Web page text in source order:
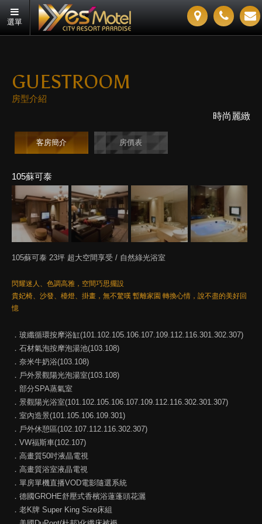
選單
GUESTROOM
房型介紹
時尚麗緻
客房簡介 房價表
105蘇可泰
105蘇可泰 23坪 超大空間享受 / 自然綠光浴室
閃耀迷人、色調高雅，空間巧思擺設
貴妃椅、沙發、檯燈、掛畫，無不驚嘆 暫離家園 轉換心情，說不盡的美好回
憶
．玻纖循環按摩浴缸(101.102.105.106.107.109.112.116.301.302.307)
．石材氣泡按摩泡湯池(103.108)
．奈米牛奶浴(103.108)
．戶外景觀陽光泡湯室(103.108)
．部分SPA蒸氣室
．景觀陽光浴室(101.102.105.106.107.109.112.116.302.301.307)
．室內造景(101.105.106.109.301)
．戶外休憩區(102.107.112.116.302.307)
．VW福斯車(102.107)
．高畫質50吋液晶電視
．高畫質浴室液晶電視
．單房單機直播VOD電影隨選系統
．德國GROHE舒壓式香檳浴蓮蓬頭花灑
．老K牌 Super King Size床組